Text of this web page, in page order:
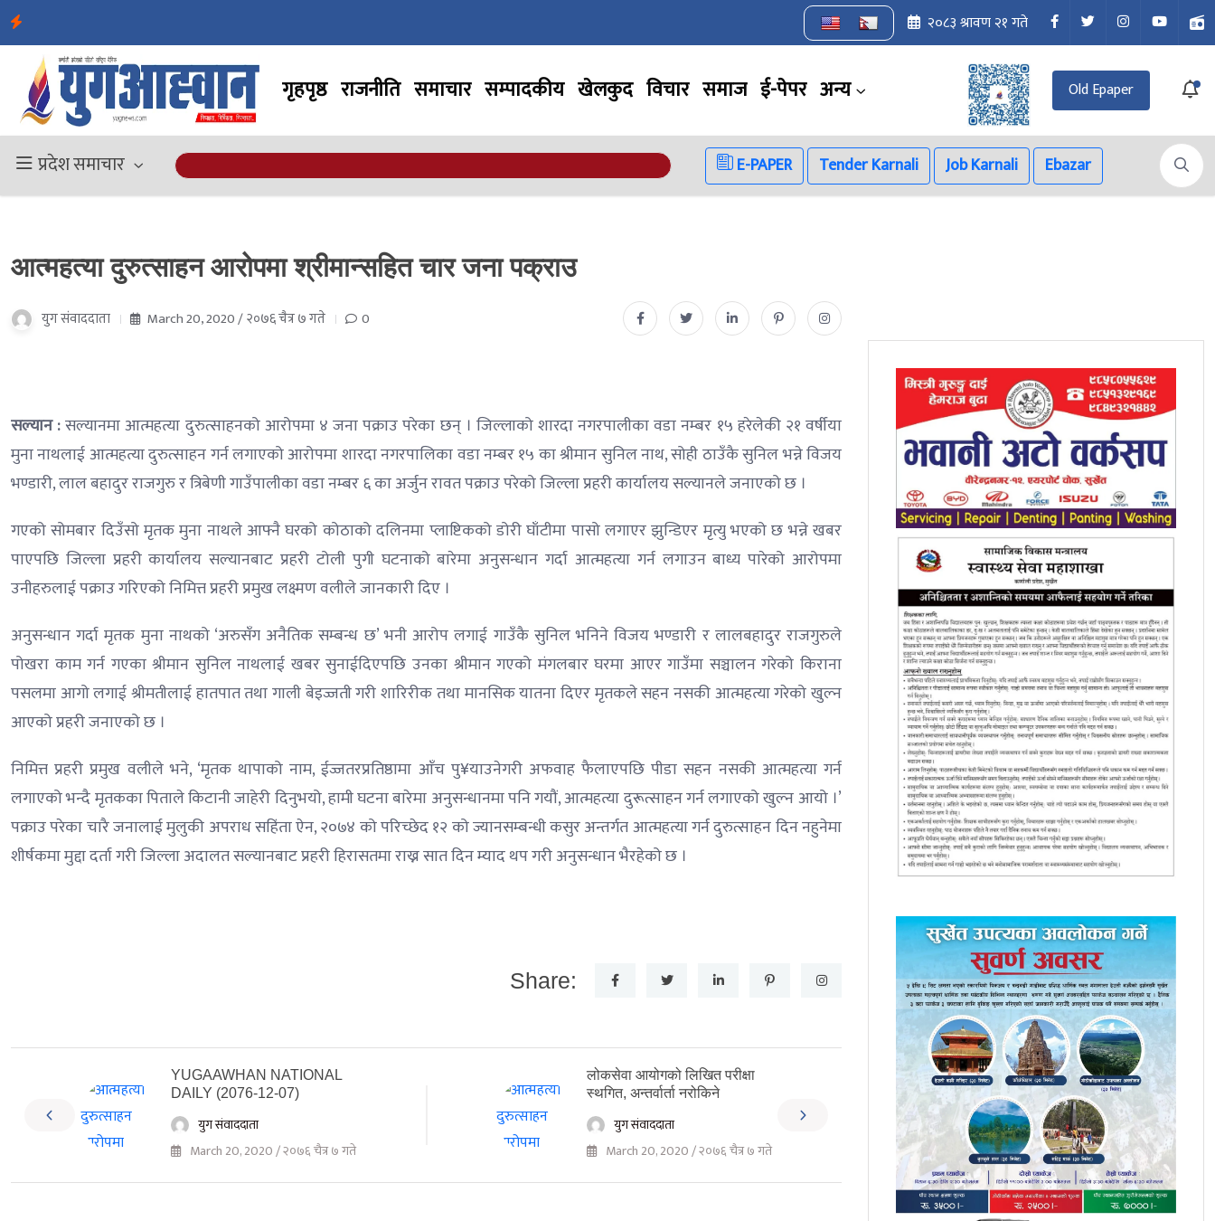
२०८३ श्रावण २१ गते
गृहपृष्ठ राजनीति समाचार सम्पादकीय खेलकुद विचार समाज ई-पेपर अन्य Old Epaper
प्रदेश समाचार E-PAPER Tender Karnali Job Karnali Ebazar
आत्महत्या दुरुत्साहन आरोपमा श्रीमान्सहित चार जना पक्राउ
युग संवाददाता March 20, 2020 / २०७६ चैत्र ७ गते 0
सल्यान :सल्यानमा आत्महत्या दुरुत्साहनको आरोपमा ४ जना पक्राउ परेका छन् ‌। जिल्लाको शारदा नगरपालीका वडा नम्बर १५ हरेलेकी २१ वर्षीया
मुना नाथलाई आत्महत्या दुरुत्साहन गर्न लगाएको आरोपमा शारदा नगरपालिका वडा नम्बर १५ का श्रीमान सुनिल नाथ, सोही ठाउँकै सुनिल भन्ने विजय
भण्डारी, लाल बहादुर राजगुरु र त्रिबेणी गाउँपालीका वडा नम्बर ६ का अर्जुन रावत पक्राउ परेको जिल्ला प्रहरी कार्यालय सल्यानले जनाएको छ ।
गएको सोमबार दिउँसो मृतक मुना नाथले आफ्नै घरको कोठाको दलिनमा प्लाष्टिकको डोरी घाँटीमा पासो लगाएर झुन्डिएर मृत्यु भएको छ भन्ने खबर
पाएपछि जिल्ला प्रहरी कार्यालय सल्यानबाट प्रहरी टोली पुगी घटनाको बारेमा अनुसन्धान गर्दा आत्महत्या गर्न लगाउन बाध्य पारेको आरोपमा
उनीहरुलाई पक्राउ गरिएको निमित्त प्रहरी प्रमुख लक्ष्मण वलीले जानकारी दिए ।
अनुसन्धान गर्दा मृतक मुना नाथको ‘अरुसँग अनैतिक सम्बन्ध छ’ भनी आरोप लगाई गाउँकै सुनिल भनिने विजय भण्डारी र लालबहादुर राजगुरुले
पोखरा काम गर्न गएका श्रीमान सुनिल नाथलाई खबर सुनाईदिएपछि उनका श्रीमान गएको मंगलबार घरमा आएर गाउँमा सञ्चालन गरेको किराना
पसलमा आगो लगाई श्रीमतीलाई हातपात तथा गाली बेइज्जती गरी शारिरीक तथा मानसिक यातना दिएर मृतकले सहन नसकी आत्महत्या गरेको खुल्न
आएको प्रहरी जनाएको छ ।
निमित्त प्रहरी प्रमुख वलीले भने, ‘मृतक थापाको नाम, ईज्जतरप्रतिष्ठामा आँच पु‍¥याउनेगरी अफवाह फैलाएपछि पीडा सहन नसकी आत्महत्या गर्न
लगाएको भन्‍दै मृतकका पिताले किटानी जाहेरी दिनुभयो, हामी घटना बारेमा अनुसन्धानमा पनि गयौं, आत्महत्या दुरूत्साहन गर्न लगाएको खुल्न आयो ।’
पक्राउ परेका चारै जनालाई मुलुकी अपराध सहिंता ऐन, २०७४ को परिच्छेद १२ को ज्यानसम्बन्धी कसुर अन्तर्गत आत्महत्या गर्न दुरुत्साहन दिन नहुनेमा
शीर्षकमा मुद्दा दर्ता गरी जिल्ला अदालत सल्यानबाट प्रहरी हिरासतमा राख्न सात दिन म्याद थप गरी अनुसन्धान भैरहेको छ ।
Share:
YUGAAWHAN NATIONAL
DAILY (2076-12-07)
युग संवाददाता
March 20, 2020 / २०७६ चैत्र ७ गते
लोकसेवा आयोगको लिखित परीक्षा
स्थगित, अन्तर्वार्ता नरोकिने
युग संवाददाता
March 20, 2020 / २०७६ चैत्र ७ गते